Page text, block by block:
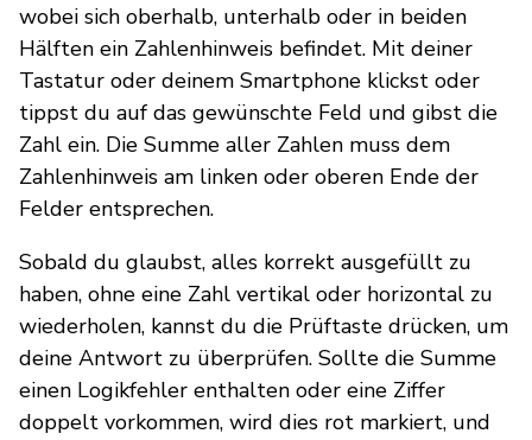
wobei sich oberhalb, unterhalb oder in beiden
Hälften ein Zahlenhinweis befindet. Mit deiner
Tastatur oder deinem Smartphone klickst oder
tippst du auf das gewünschte Feld und gibst die
Zahl ein. Die Summe aller Zahlen muss dem
Zahlenhinweis am linken oder oberen Ende der
Felder entsprechen.
Sobald du glaubst, alles korrekt ausgefüllt zu
haben, ohne eine Zahl vertikal oder horizontal zu
wiederholen, kannst du die Prüftaste drücken, um
deine Antwort zu überprüfen. Sollte die Summe
einen Logikfehler enthalten oder eine Ziffer
doppelt vorkommen, wird dies rot markiert, und